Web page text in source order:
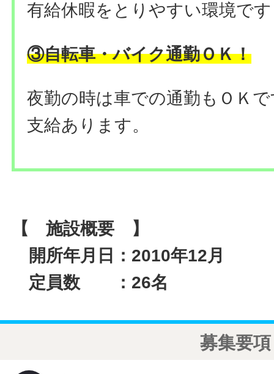
有給休暇をとりやすい環境で
③自転車・バイク通勤ＯＫ！
夜勤の時は車での通勤もＯＫ
支給あります。
【 施設概要 】
開所年月日：2010年12月
定員数 ：26名
募集要項